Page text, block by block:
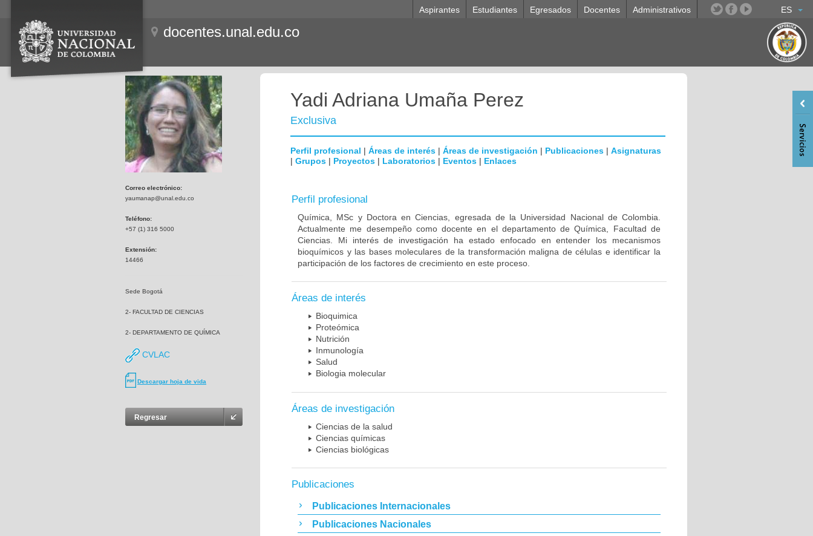
ES
Aspirantes Estudiantes Egresados Docentes Administrativos
docentes.unal.edu.co
Correo electrónico:
yaumanap@unal.edu.co
Teléfono:
+57 (1) 316 5000
Extensión:
14466
Sede Bogotá
2- FACULTAD DE CIENCIAS
2- DEPARTAMENTO DE QUÍMICA
CVLAC
Descargar hoja de vida
Regresar
Yadi Adriana Umaña Perez
Exclusiva
Perfil profesional | Áreas de interés | Áreas de investigación | Publicaciones | Asignaturas
| Grupos | Proyectos | Laboratorios | Eventos | Enlaces
Perfil profesional
Química, MSc y Doctora en Ciencias, egresada de la Universidad Nacional de Colombia.
Actualmente me desempeño como docente en el departamento de Química, Facultad de
Ciencias. Mi interés de investigación ha estado enfocado en entender los mecanismos
bioquímicos y las bases moleculares de la transformación maligna de células e identificar la
participación de los factores de crecimiento en este proceso.
Áreas de interés
Bioquimica
Proteómica
Nutrición
Inmunología
Salud
Biologia molecular
Áreas de investigación
Ciencias de la salud
Ciencias químicas
Ciencias biológicas
Publicaciones
Publicaciones Internacionales
Publicaciones Nacionales